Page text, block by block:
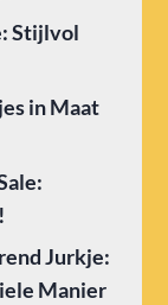
Stijlvol
in Maat
Jurkje:
Manier